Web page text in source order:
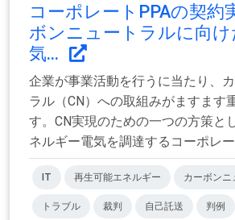
コーポレートPPAの契約
ボンニュートラルに向
気...
企業が事業活動を行うに当たり、
ラル（CN）への取組みがますます
す。CN実現のための一つの方策と
ネルギー電気を調達するコーポレ
IT 再生可能エネルギー カーボンニ
トラブル 裁判 自己託送 判例